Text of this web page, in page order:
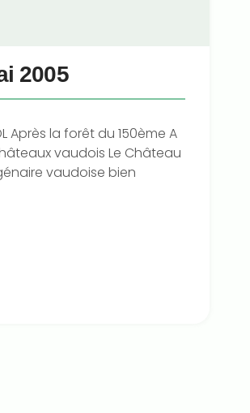
2005
Après la forêt du 150ème A
vaudois Le Château
vaudoise bien